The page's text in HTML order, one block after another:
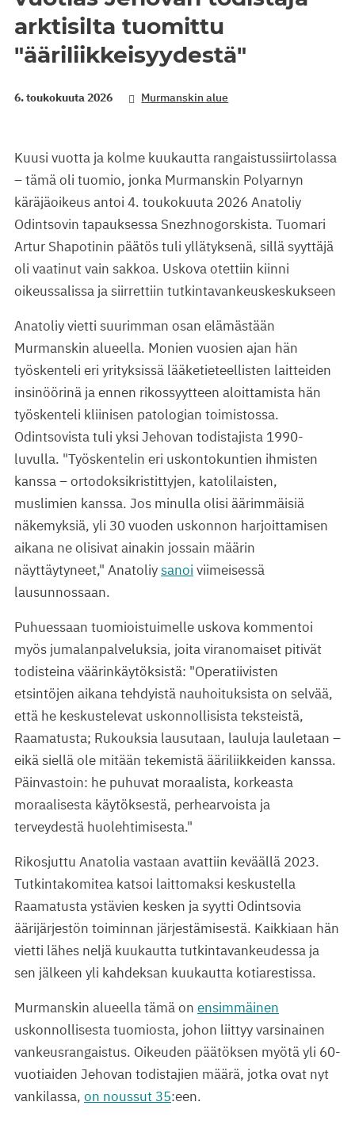
arktisilta tuomittu
"ääriliikkeisyydestä"
6. toukokuuta 2026 Murmanskin alue
Kuusi vuotta ja kolme kuukautta rangaistussiirtolassa
– tämä oli tuomio, jonka Murmanskin Polyarnyn
käräjäoikeus antoi 4. toukokuuta 2026 Anatoliy
Odintsovin tapauksessa Snezhnogorskista. Tuomari
Artur Shapotinin päätös tuli yllätyksenä, sillä syyttäjä
oli vaatinut vain sakkoa. Uskova otettiin kiinni
oikeussalissa ja siirrettiin tutkintavankeuskeskukseen
Anatoliy vietti suurimman osan elämästään
Murmanskin alueella. Monien vuosien ajan hän
työskenteli eri yrityksissä lääketieteellisten laitteiden
insinöörinä ja ennen rikossyytteen aloittamista hän
työskenteli kliinisen patologian toimistossa.
Odintsovista tuli yksi Jehovan todistajista 1990-
luvulla. "Työskentelin eri uskontokuntien ihmisten
kanssa – ortodoksikristittyjen, katolilaisten,
muslimien kanssa. Jos minulla olisi äärimmäisiä
näkemyksiä, yli 30 vuoden uskonnon harjoittamisen
aikana ne olisivat ainakin jossain määrin
näyttäytyneet," Anatoliysanoi viimeisessä
lausunnossaan.
Puhuessaan tuomioistuimelle uskova kommentoi
myös jumalanpalveluksia, joita viranomaiset pitivät
todisteina väärinkäytöksistä: "Operatiivisten
etsintöjen aikana tehdyistä nauhoituksista on selvää,
että he keskustelevat uskonnollisista teksteistä,
Raamatusta; Rukouksia lausutaan, lauluja lauletaan –
eikä siellä ole mitään tekemistä ääriliikkeiden kanssa.
Päinvastoin: he puhuvat moraalista, korkeasta
moraalisesta käytöksestä, perhearvoista ja
terveydestä huolehtimisesta."
Rikosjuttu Anatolia vastaan avattiin keväällä 2023.
Tutkintakomitea katsoi laittomaksi keskustella
Raamatusta ystävien kesken ja syytti Odintsovia
äärijärjestön toiminnan järjestämisestä. Kaikkiaan hän
vietti lähes neljä kuukautta tutkintavankeudessa ja
sen jälkeen yli kahdeksan kuukautta kotiarestissa.
Murmanskin alueella tämä on ensimmäinen
uskonnollisesta tuomiosta, johon liittyy varsinainen
vankeusrangaistus. Oikeuden päätöksen myötä yli 60-
vuotiaiden Jehovan todistajien määrä, jotka ovat nyt
vankilassa, on noussut 35:een.